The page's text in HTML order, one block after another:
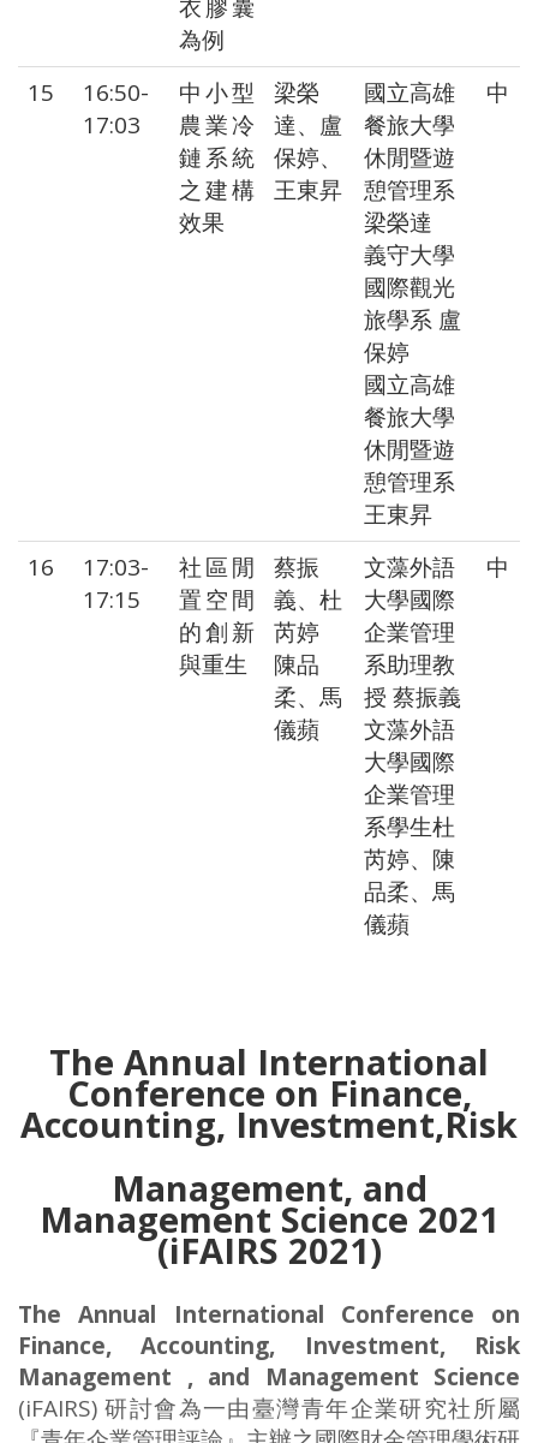
衣膠囊
為例
15
16:50-
17:03
中小型
農業冷
鏈系統
之建構
效果
梁榮
達、盧
保婷、
王東昇
國立高雄
餐旅大學
休閒暨遊
憩管理系
梁榮達
義守大學
國際觀光
旅學系 盧
保婷
國立高雄
餐旅大學
休閒暨遊
憩管理系
王東昇
中
16
17:03-
17:15
社區閒
置空間
的創新
與重生
蔡振
義、杜
芮婷
陳品
柔、馬
儀蘋
文藻外語
大學國際
企業管理
系助理教
授 蔡振義
文藻外語
大學國際
企業管理
系學生杜
芮婷、陳
品柔、馬
儀蘋
中
The Annual International
Conference on Finance,
Accounting, Investment,Risk
Management, and
Management Science 2021
(iFAIRS 2021)
The Annual International Conference on
Finance, Accounting, Investment, Risk
Management , and Management Science
(iFAIRS) 研討會為一由臺灣青年企業研究社所屬